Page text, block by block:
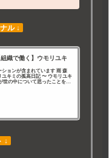
ル ↓
織で働く】ウモリユキ
ションが含まれています 雨 森
ユキミの孤高日記 〜 ウモリユキ
世の中について思ったことを好
↓